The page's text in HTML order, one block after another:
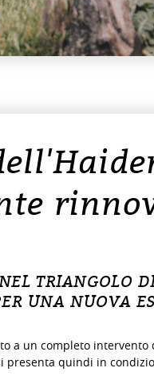
TRIANGOLO
UNA NUOVA
a un completo
presenta quindi in